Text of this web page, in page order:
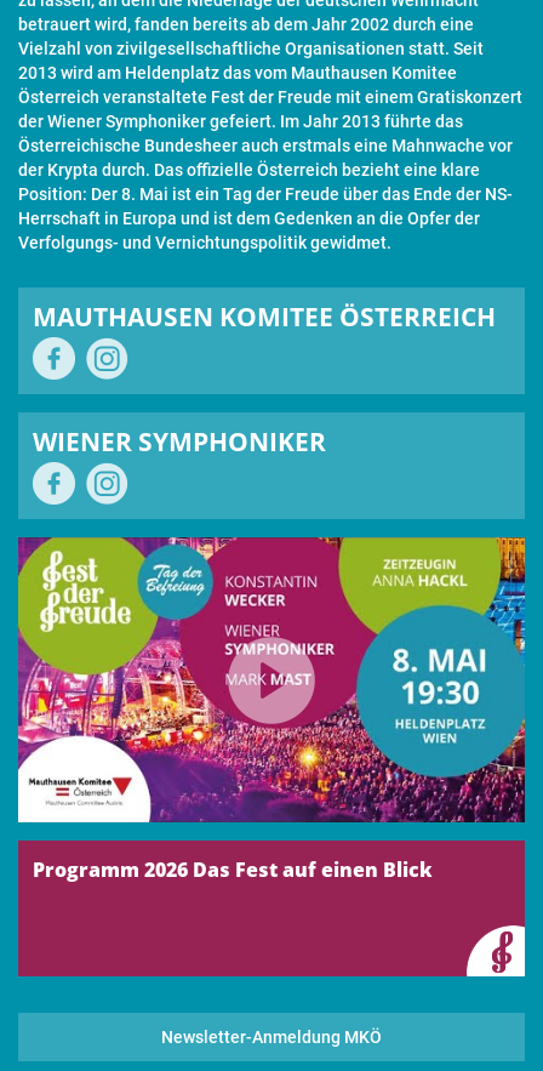
betrauert wird, fanden bereits ab dem Jahr 2002 durch eine
Vielzahl von zivilgesellschaftliche Organisationen statt. Seit
2013 wird am Heldenplatz das vom Mauthausen Komitee
Österreich veranstaltete Fest der Freude mit einem Gratiskonzert
der Wiener Symphoniker gefeiert. Im Jahr 2013 führte das
Österreichische Bundesheer auch erstmals eine Mahnwache vor
der Krypta durch. Das offizielle Österreich bezieht eine klare
Position: Der 8. Mai ist ein Tag der Freude über das Ende der NS-
Herrschaft in Europa und ist dem Gedenken an die Opfer der
Verfolgungs- und Vernichtungspolitik gewidmet.
MAUTHAUSEN KOMITEE ÖSTERREICH
WIENER SYMPHONIKER
Programm 2026 Das Fest auf einen Blick
Newsletter-Anmeldung MKÖ